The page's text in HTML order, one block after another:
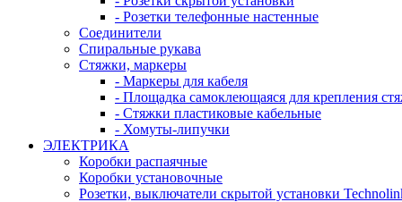
- Розетки телефонные настенные
Соединители
Спиральные рукава
Стяжки, маркеры
- Маркеры для кабеля
- Площадка самоклеющаяся для крепления
- Стяжки пластиковые кабельные
- Хомуты-липучки
ЭЛЕКТРИКА
Коробки распаячные
Коробки установочные
Розетки, выключатели скрытой установки